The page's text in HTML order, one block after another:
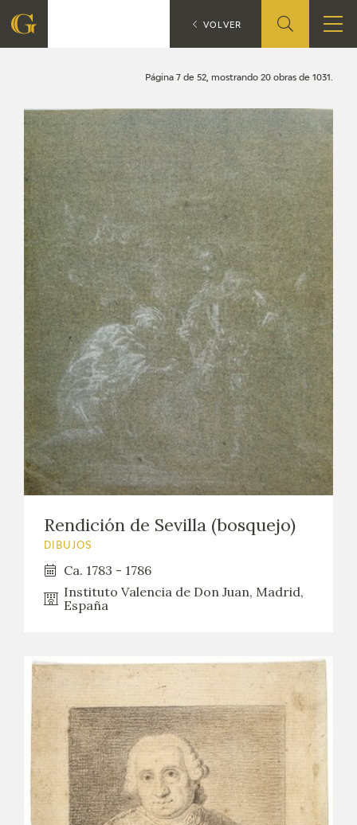
QUIENES SOMOS
CENTRO DE INVESTIGACIÓN Y DOCUMENTACIÓN
ACCIÓN CORPORATIVA
SEDE
CONTACTO
PROGRAMACIÓN
EXPOSICIONES
ACTIVIDADES
ACTUALIDAD
SALA DE PRENSA
BLOG CUADERNO ITALIANO
FRANCISCO DE GOYA
CATÁLOGO
GOYA EN EL MUNDO
GOYA EN ARAGÓN
Página 7 de 52, mostrando 20 obras de 1031.
Rendición de Sevilla (bosquejo)
DIBUJOS
Ca. 1783 - 1786
Instituto Valencia de Don Juan, Madrid,
España
CATÁLOGO Búsqueda
VOLVER